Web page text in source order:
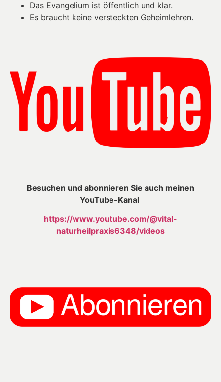
Das Evangelium ist öffentlich und klar.
Es braucht keine versteckten Geheimlehren.
Besuchen und abonnieren Sie auch meinen
YouTube-Kanal
https://www.youtube.com/@vital-
naturheilpraxis6348/videos